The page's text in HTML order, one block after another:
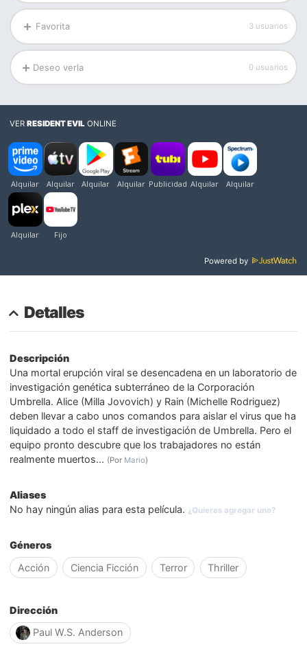
Favorita 3 usuarios
Deseo verla 0 usuarios
VERRESIDENT EVIL ONLINE
Powered by
Detalles
Descripción
Una mortal erupción viral se desencadena en un laboratorio de
investigación genética subterráneo de la Corporación
Umbrella. Alice (Milla Jovovich) y Rain (Michelle Rodriguez)
deben llevar a cabo unos comandos para aislar el virus que ha
liquidado a todo el staff de investigación de Umbrella. Pero el
equipo pronto descubre que los trabajadores no están
realmente muertos... (Por Mario)
Aliases
No hay ningún alias para esta película. ¿Quieres agregar uno?
Géneros
Acción
Ciencia Ficción Terror Thriller
Dirección
Paul W.S. Anderson